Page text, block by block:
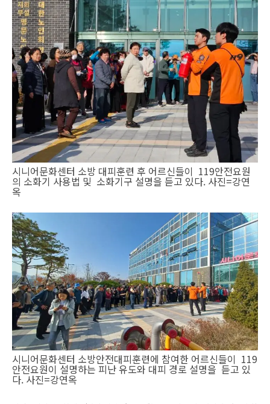
시니어문화센터 소방 대피훈련 후 어르신들이 119안전요원
의 소화기 사용법 및 소화기구 설명을 듣고 있다. 사진=강연
옥
시니어문화센터 소방안전대피훈련에 참여한 어르신들이 119
안전요원이 설명하는 피난 유도와 대피 경로 설명을 듣고 있
다. 사진=강연옥